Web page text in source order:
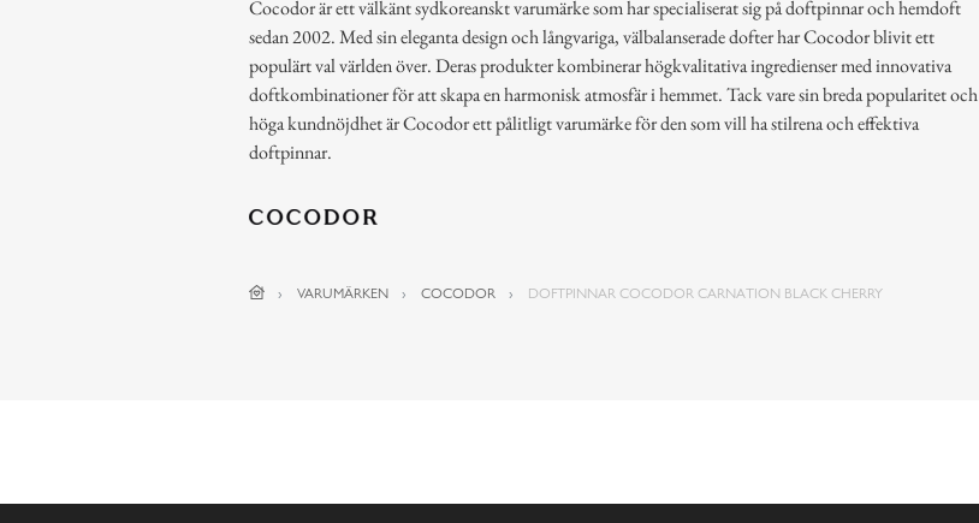
Cocodor är ett välkänt sydkoreanskt varumärke som har specialiserat sig på doftpinnar och hemdoft
sedan 2002. Med sin eleganta design och långvariga, välbalanserade dofter har Cocodor blivit ett
populärt val världen över. Deras produkter kombinerar högkvalitativa ingredienser med innovativa
doftkombinationer för att skapa en harmonisk atmosfär i hemmet. Tack vare sin breda popularitet och
höga kundnöjdhet är Cocodor ett pålitligt varumärke för den som vill ha stilrena och effektiva
doftpinnar.
VARUMÄRKEN COCODOR DOFTPINNAR COCODOR CARNATION BLACK CHERRY